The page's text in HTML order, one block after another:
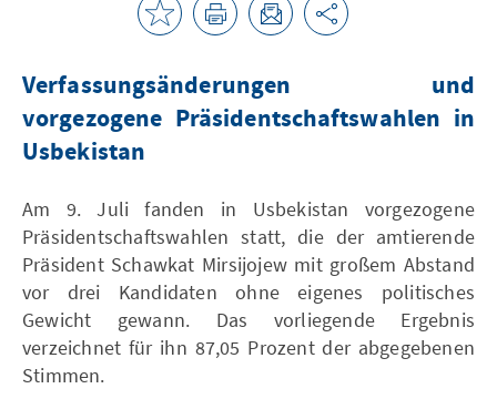
Verfassungsänderungen und
vorgezogene Präsidentschaftswahlen in
Usbekistan
Am 9. Juli fanden in Usbekistan vorgezogene
Präsidentschaftswahlen statt, die der amtierende
Präsident Schawkat Mirsijojew mit großem Abstand
vor drei Kandidaten ohne eigenes politisches
Gewicht gewann. Das vorliegende Ergebnis
verzeichnet für ihn 87,05 Prozent der abgegebenen
Stimmen.